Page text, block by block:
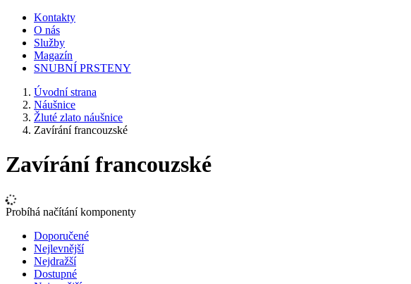
Kontakty
O nás
Služby
Magazín
SNUBNÍ PRSTENY
Úvodní strana
Náušnice
Žluté zlato náušnice
Zavírání francouzské
Zavírání francouzské
Probíhá načítání komponenty
Doporučené
Nejlevnější
Nejdražší
Dostupné